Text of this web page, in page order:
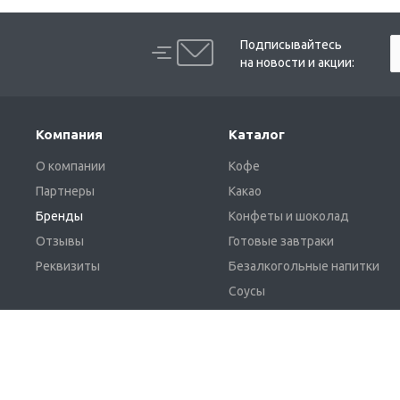
Подписывайтесь
на новости и акции:
Компания
О компании
Партнеры
Бренды
Отзывы
Реквизиты
Каталог
Кофе
Какао
Конфеты и шоколад
Готовые завтраки
Безалкогольные напитки
Соусы